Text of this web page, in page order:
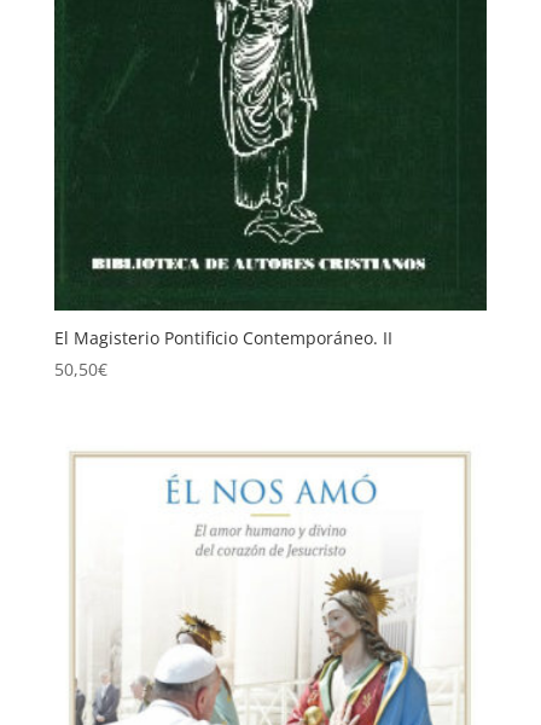
El Magisterio Pontificio Contemporáneo. II
50,50€